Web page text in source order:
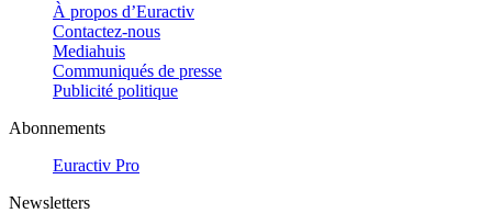
À propos d’Euractiv
Contactez-nous
Mediahuis
Communiqués de presse
Publicité politique
Abonnements
Euractiv Pro
Newsletters